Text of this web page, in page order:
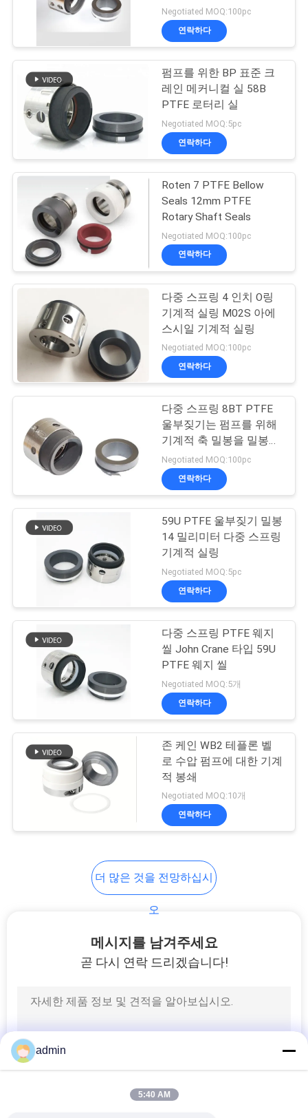
락
인
을
요
하
세
요
트
PRIVACY
카트리지 메커니컬
실
41
로라 기계적 실링
수도 펌프 기계적 밀
봉
금속은 기계적 실링
을 큰소리로 웁니다
50
PTFE 울부짖기 밀봉
자동차 물 펌프 시일
APV 펌프 시일
다
Negotiated MOQ:100pc
연락하다
펌프를 위한 BP 표준 크
레인 메커니컬 실 58B
PTFE 로터리 실
Negotiated MOQ:5pc
연락하다
Roten 7 PTFE Bellow
Seals 12mm PTFE
Rotary Shaft Seals
Negotiated MOQ:100pc
연락하다
다중 스프링 4 인치 O링
기계적 실링 M02S 아에
스시일 기계적 실링
Negotiated MOQ:100pc
연락하다
다중 스프링 8BT PTFE
울부짖기는 펌프를 위해
기계적 축 밀봉을 밀봉합
니다
Negotiated MOQ:100pc
연락하다
59U PTFE 울부짖기 밀봉
14 밀리미터 다중 스프링
기계적 실링
Negotiated MOQ:5pc
연락하다
다중 스프링 PTFE 웨지
씰 John Crane 타입 59U
PTFE 웨지 씰
Negotiated MOQ:5개
연락하다
존 케인 WB2 테플론 벨
로 수압 펌프에 대한 기계
적 봉쇄
Negotiated MOQ:10개
연락하다
더 많은 것을 전망하십시
오
메시지를 남겨주세요
곧 다시 연락 드리겠습니다!
admin
5:40 AM